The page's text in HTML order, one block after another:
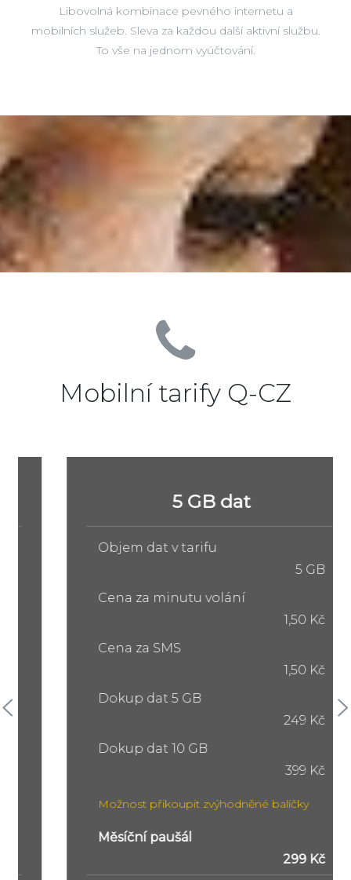
Libovolná kombinace pevného internetu a
mobilních služeb. Sleva za každou další aktivní službu.
To vše na jednom vyúčtování.
Mobilní tarify Q-CZ
5 GB dat
Objem dat v tarifu
Cena za minutu volání
1,50 Kč
Cena za SMS
1,50 Kč
Dokup dat 5 GB
249 Kč
Dokup dat 10 GB
399 Kč
Možnost přikoupit zvýhodněné balíčky
Měsíční paušál
299 Kč